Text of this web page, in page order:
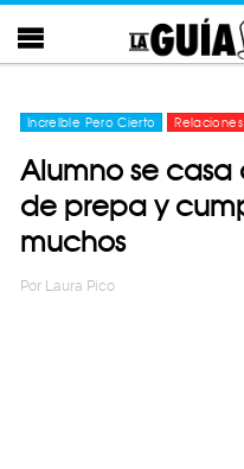
Increíble Pero Cierto Relaciones
Alumno se casa
de prepa y
muchos
Por Laura Pico